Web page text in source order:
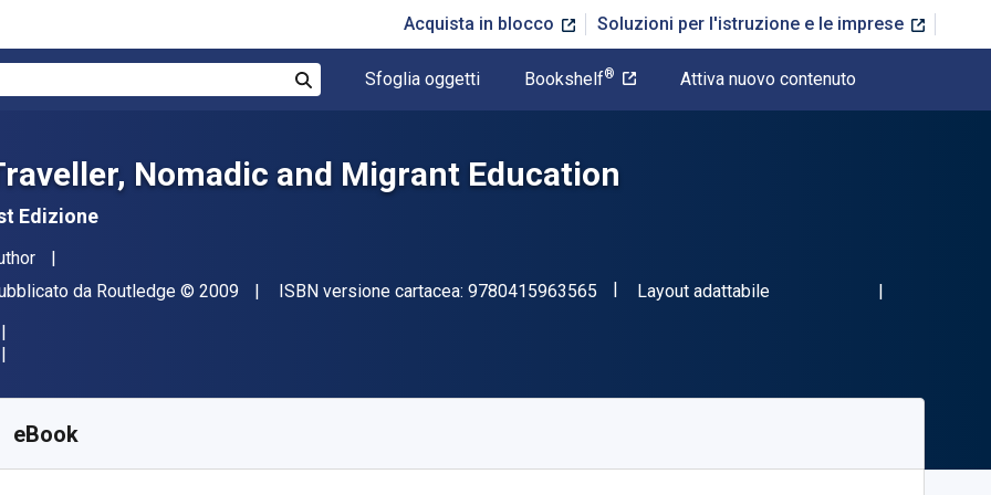
Acquista in blocco Soluzioni per l'istruzione e le imprese
Sfoglia oggetti Bookshelf® Attiva nuovo contenuto
Nomadic and Migrant Education
Edizione
da Routledge Copyright
© 2009 ISBN versione cartacea: 9780415963565 "ISBN-13 9780415963565"
Formato
Layout adattabile
eBook